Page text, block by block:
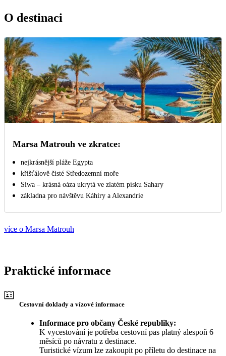
O destinaci
Marsa Matrouh ve zkratce:
nejkrásnější pláže Egypta
křišťálově čisté Středozemní moře
Siwa – krásná oáza ukrytá ve zlatém písku Sahary
základna pro návštěvu Káhiry a Alexandrie
více o Marsa Matrouh
Praktické informace
Cestovní doklady a vízové informace
Informace pro občany České republiky:
K vycestování je potřeba cestovní pas platný alespoň 6
měsíců po návratu z destinace.
Turistické vízum lze zakoupit po příletu do destinace na